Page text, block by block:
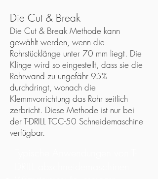
Die Cut & Break
Die Cut & Break Methode kann
gewählt werden, wenn die
Rohrstücklänge unter 70 mm liegt. Die
Klinge wird so eingestellt, dass sie die
Rohrwand zu ungefähr 95%
durchdringt, wonach die
Klemmvorrichtung das Rohr seitlich
zerbricht. Diese Methode ist nur bei
der T-DRILL TCC-50 Schneidemaschine
verfügbar.